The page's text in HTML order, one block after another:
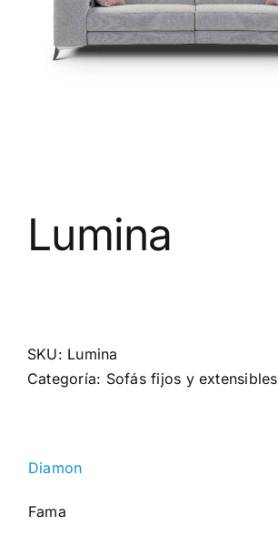
Lumina
SKU: Lumina
Categoría: Sofás fijos y extensibles
Diamon
Fama